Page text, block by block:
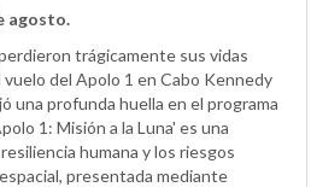
agosto.
trágicamente sus vidas
del Apolo 1 en Cabo Kennedy
una profunda huella en el programa
1: Misión a la Luna' es una
humana y los riesgos
presentada mediante